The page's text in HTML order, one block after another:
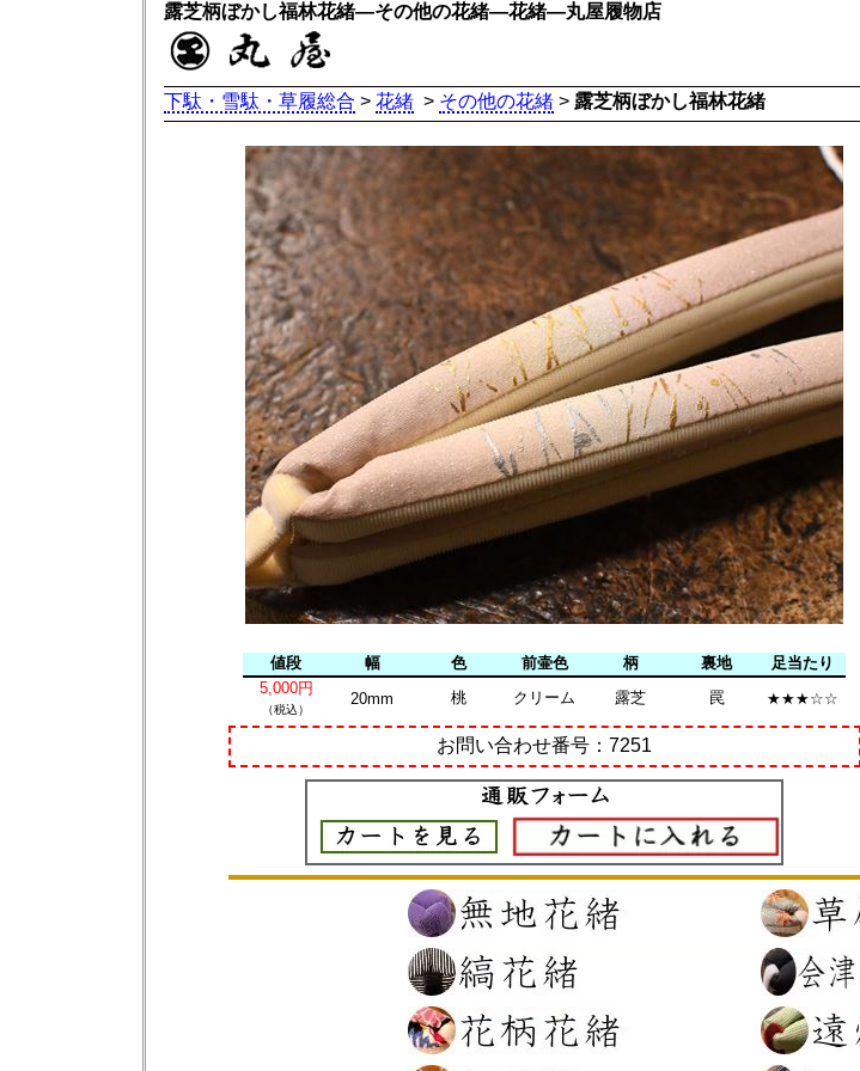
露芝柄ぼかし福林花緒―その他の花緒―花緒―丸屋履物店
下駄・雪駄・草履総合 > 花緒 > その他の花緒 > 露芝柄ぼかし福林花緒
値段 幅 色 前壷色 柄 裏地
足当たり
5,000円
（税込）
20mm 桃 クリーム 露芝 罠 ★★★☆☆
お問い合わせ番号：7251